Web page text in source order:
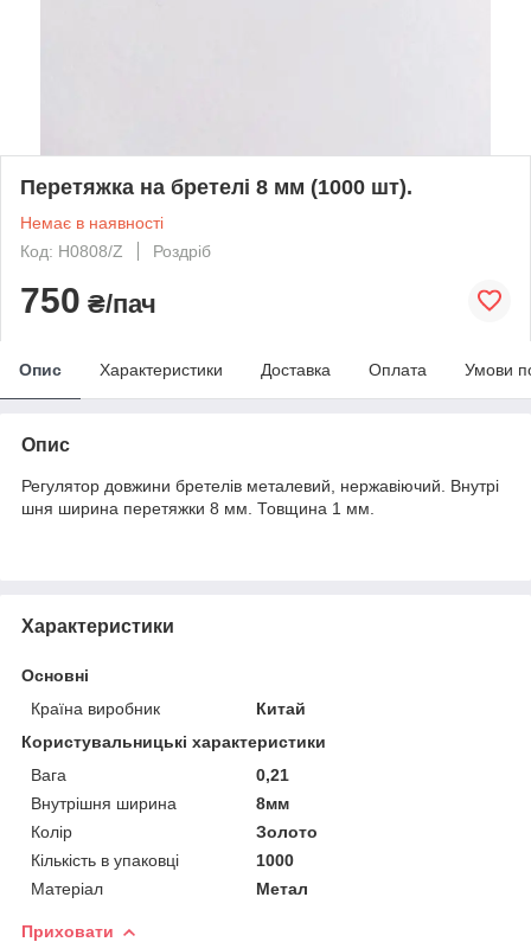
Перетяжка на бретелі 8 мм (1000 шт).
Немає в наявності
Код: H0808/Z
Роздріб
750 ₴/пач
Опис Характеристики Доставка Оплата Умови
Опис
Регулятор довжини бретелів металевий, нержавіючий. Внутрі
шня ширина перетяжки 8 мм. Товщина 1 мм.
Характеристики
Основні
Країна виробник
Китай
Користувальницькі характеристики
Вага
0,21
Внутрішня ширина
8мм
Колір
Золото
Кількість в упаковці
1000
Матеріал
Метал
Приховати